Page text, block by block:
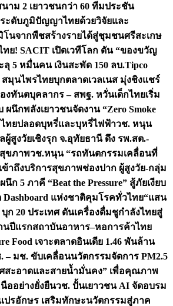
นาม 2 เยาวชนกว่า 60 ทีมประชัน
ะดับภูมิปัญญาไทยด้วยวิจัยและ
นจากพืชสร้างรายได้สู่ชุมชนศรีสะเกษ
ย! SACIT เปิดเวทีโลก ดัน “ของขวัญ
5 หมื่นคน เงินสะพัด 150 ลบ.Tipco
สมุนไพรไทยบุกตลาดเวลเนส มุ่งชิงแชร์
งทันตบุคลากร – สพฐ. หวั่นเด็กไทยเริ่ม
นึกพลังเยาวชนจัดงาน “Zero Smoke
ไทยปลอดบุหรี่และบุหรี่ไฟฟ้าวช. หนุน
สูงวัยเชิงรุก จ.อุทัยธานี ดึง รพ.สต.-
ขภาพวช.หนุน “รถทันตกรรมเคลื่อนที่
ข้าถึงบริการสุขภาพช่องปาก ผู้สูงวัย-กลุ่ม
ผนึก 5 ภาคี “Beat the Pressure” สู้ภัยเงียบ
แห่งชาติคุมโรคทั่วไทย“แสน
ก 20 ประเทศ ดันเครื่องดื่มชูกำลังไทยสู่
นปีแรกสถาบันอาหาร–หอการค้าไทย
Food เจาะตลาดอินเดีย 1.46 พันล้าน
– มช. ขับเคลื่อนนวัตกรรมจัดการ PM2.5
สะอาดและสายน้ำมั่นคง” เพื่อคุณภาพ
ออย่างยั่งยืนวช. ปั้นเยาวชน AI จัดอบรม
ปรอักษร เสริมทักษะนวัตกรรมสู่ภาค